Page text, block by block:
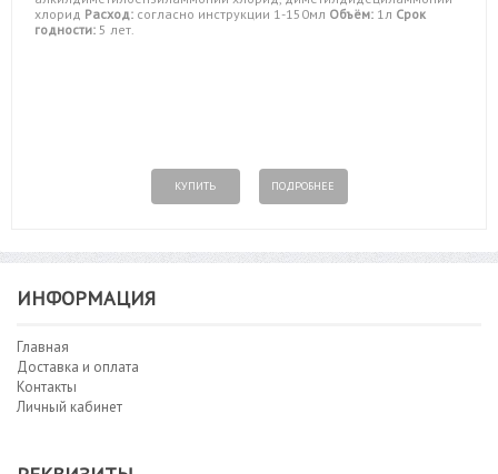
хлорид Расход: согласно инструкции 1-150мл Объём: 1л Срок
годности: 5 лет.
КУПИТЬ ПОДРОБНЕЕ
ИНФОРМАЦИЯ
Главная
Доставка и оплата
Контакты
Личный кабинет